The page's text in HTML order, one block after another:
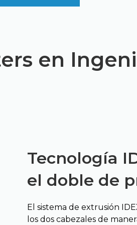
en
Tecnología
el doble de
El sistema de extrusión
los dos cabezales de